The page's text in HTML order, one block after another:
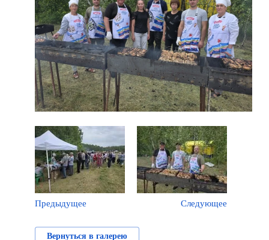
Предыдущее Следующее
Вернуться в галерею